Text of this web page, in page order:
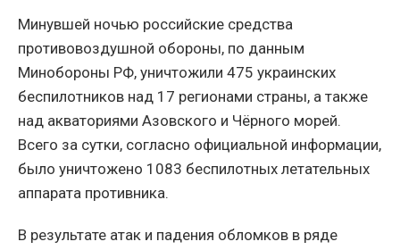
Минувшей ночью российские средства
противовоздушной обороны, по данным
Минобороны РФ, уничтожили 475 украинских
беспилотников над 17 регионами страны, а также
над акваториями Азовского и Чёрного морей.
Всего за сутки, согласно официальной информации,
было уничтожено 1083 беспилотных летательных
аппарата противника.
В результате атак и падения обломков в ряде